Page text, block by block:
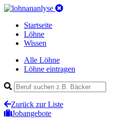
Startseite
Löhne
Wissen
Alle Löhne
Löhne eintragen
Zurück zur Liste
Jobangebote